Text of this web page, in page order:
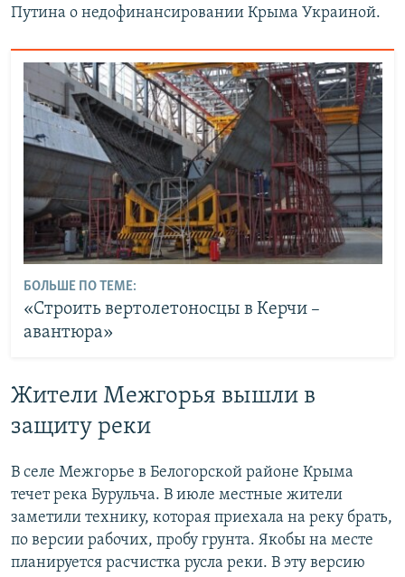
Путина о недофинансировании Крыма Украиной.
БОЛЬШЕ ПО ТЕМЕ:
«Строить вертолетоносцы в Керчи –
авантюра»
Жители Межгорья вышли в
защиту реки
В селе Межгорье в Белогорской районе Крыма
течет река Бурульча. В июле местные жители
заметили технику, которая приехала на реку брать,
по версии рабочих, пробу грунта. Якобы на месте
планируется расчистка русла реки. В эту версию